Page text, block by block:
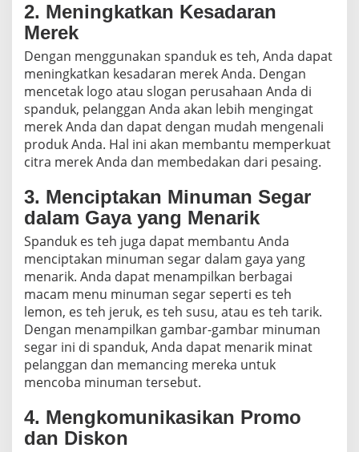
2. Meningkatkan Kesadaran
Merek
Dengan menggunakan spanduk es teh, Anda dapat
meningkatkan kesadaran merek Anda. Dengan
mencetak logo atau slogan perusahaan Anda di
spanduk, pelanggan Anda akan lebih mengingat
merek Anda dan dapat dengan mudah mengenali
produk Anda. Hal ini akan membantu memperkuat
citra merek Anda dan membedakan dari pesaing.
3. Menciptakan Minuman Segar
dalam Gaya yang Menarik
Spanduk es teh juga dapat membantu Anda
menciptakan minuman segar dalam gaya yang
menarik. Anda dapat menampilkan berbagai
macam menu minuman segar seperti es teh
lemon, es teh jeruk, es teh susu, atau es teh tarik.
Dengan menampilkan gambar-gambar minuman
segar ini di spanduk, Anda dapat menarik minat
pelanggan dan memancing mereka untuk
mencoba minuman tersebut.
4. Mengkomunikasikan Promo
dan Diskon